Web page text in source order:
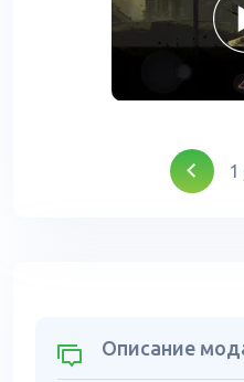
1
Описание